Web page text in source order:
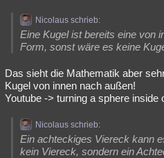
Nicolaus schrieb:
Eine Kugel ist bereits eine von
Form, sonst wäre es keine
Das sieht die Mathematik aber
Kugel von innen nach außen!
Youtube -> turning a sphere inside
Nicolaus schrieb:
Ein achteckiges Viereck kann
kein Viereck, sondern ein